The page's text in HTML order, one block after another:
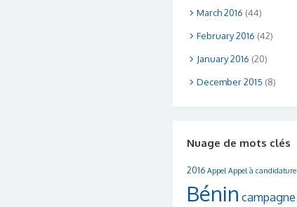
March 2016 (44)
February 2016 (42)
January 2016 (20)
December 2015 (8)
Nuage de mots clés
2016 Appel Appel à candidature
Bénin campagne